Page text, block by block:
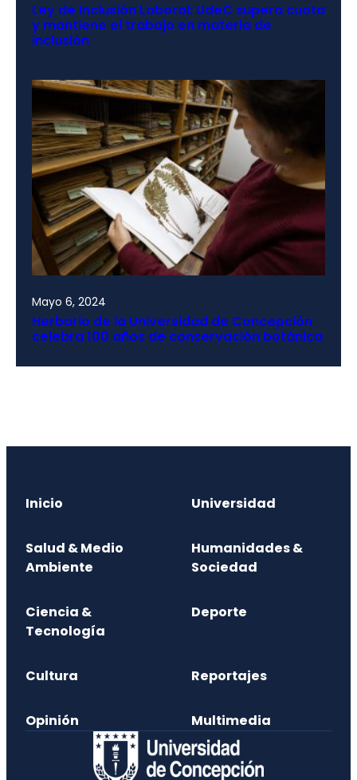
Ley de Inclusión Laboral: UdeC supera cuota
y mantiene el trabajo en materia de
inclusión
Mayo 6, 2024
Herbario de la Universidad de Concepción
celebra 100 años de conservación botánica
Inicio Universidad
Salud & Medio
Ambiente
Humanidades &
Sociedad
Ciencia &
Tecnología
Deporte
Cultura Reportajes
Opinión Multimedia